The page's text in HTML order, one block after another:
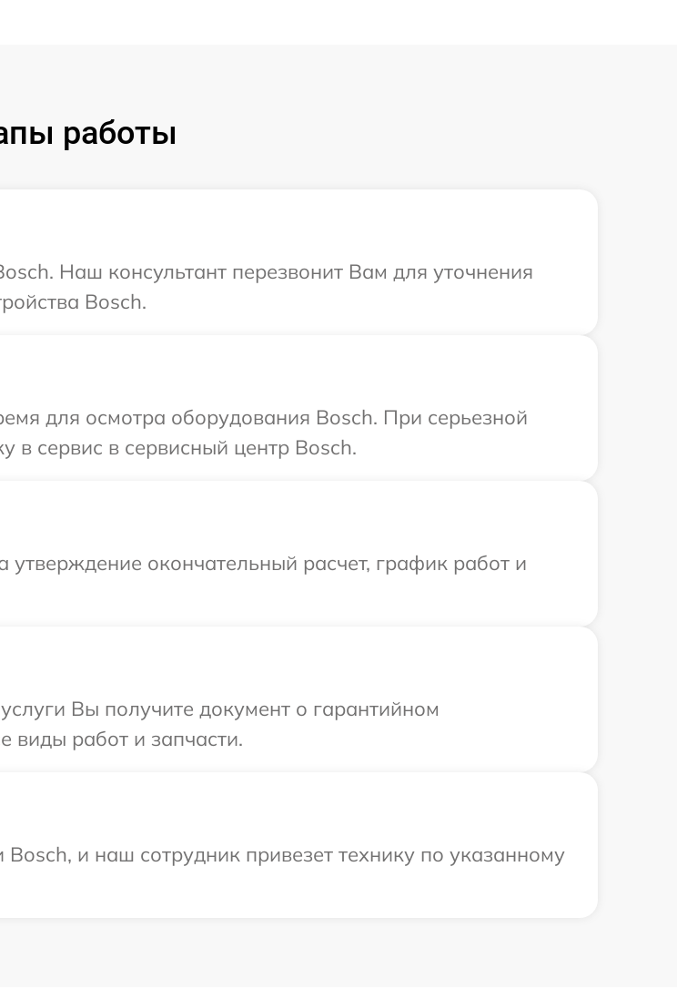
работы
Наш консультант перезвонит Вам для уточнения
Bosch.
для осмотра оборудования Bosch. При серьезной
в сервис в сервисный центр Bosch.
окончательный расчет, график работ и
Вы получите документ о гарантийном
виды работ и запчасти.
и наш сотрудник привезет технику по указанному